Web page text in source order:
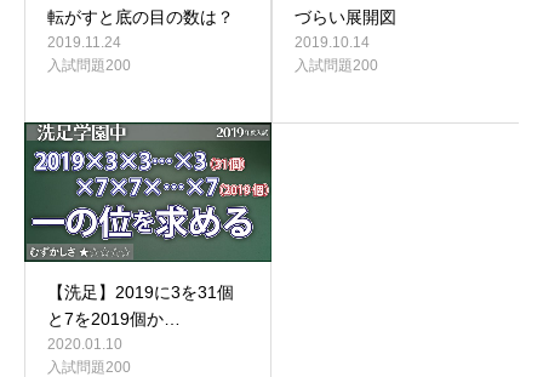
転がすと底の目の数は？
2019.11.24
入試問題200
づらい展開図
2019.10.14
入試問題200
【洗足】2019に3を31個
と7を2019個か…
2020.01.10
入試問題200